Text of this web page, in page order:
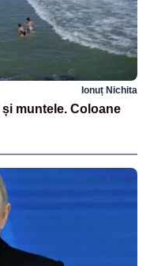
Ionuț Nichita
muntele. Coloane